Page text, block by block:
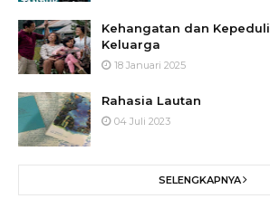
Kehangatan dan
Keluarga
18 Januari 2025
Rahasia Lautan
04 Juli 2023
SELENGKAPNYA